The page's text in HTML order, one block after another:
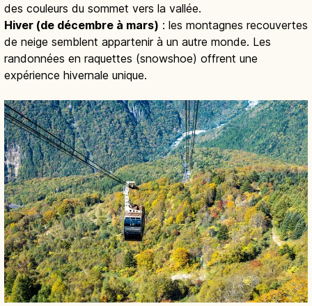
des couleurs du sommet vers la vallée.
Hiver (de décembre à mars) : les montagnes recouvertes
de neige semblent appartenir à un autre monde. Les
randonnées en raquettes (snowshoe) offrent une
expérience hivernale unique.